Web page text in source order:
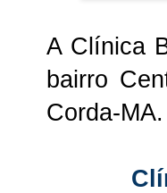
A Clínica
bairro
Corda-MA.